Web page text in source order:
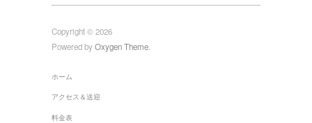
Copyright © 2026
Powered byOxygen Theme
ホーム
アクセス＆送迎
料金表